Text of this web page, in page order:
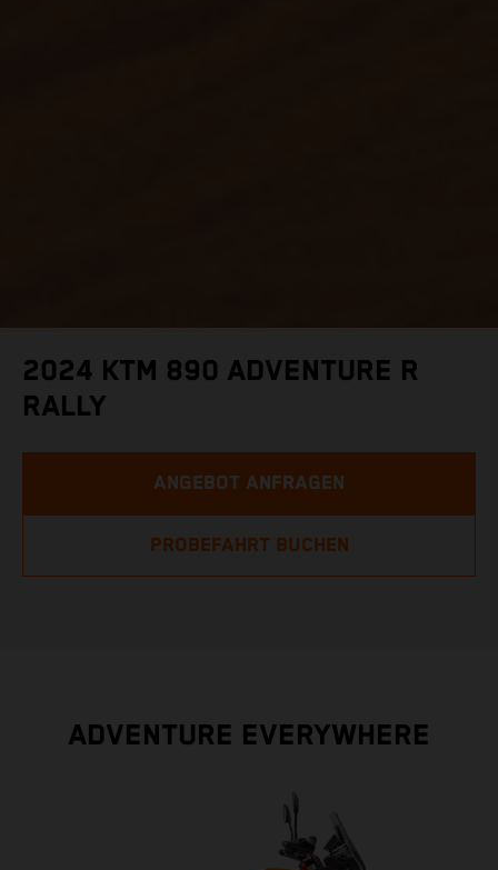
2024 KTM 890 ADVENTURE R
RALLY
ANGEBOT ANFRAGEN
PROBEFAHRT BUCHEN
ADVENTURE EVERYWHERE